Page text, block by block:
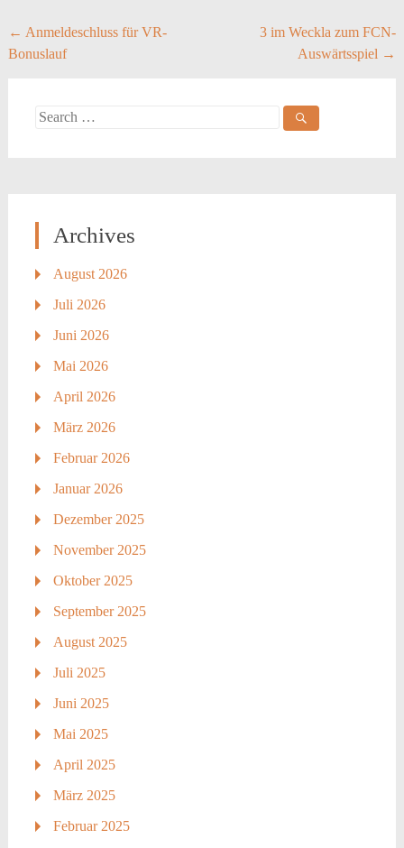
Post
navigation
← Anmeldeschluss für VR-
Bonuslauf
3 im Weckla zum FCN-
Auswärtsspiel →
Search
Archives
August 2026
Juli 2026
Juni 2026
Mai 2026
April 2026
März 2026
Februar 2026
Januar 2026
Dezember 2025
November 2025
Oktober 2025
September 2025
August 2025
Juli 2025
Juni 2025
Mai 2025
April 2025
März 2025
Februar 2025